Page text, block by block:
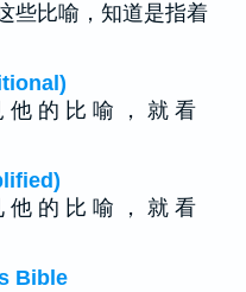
些比喻，知道是指着
他 的 比 喻 ， 就 看
他 的 比 喻 ， 就 看
Bible